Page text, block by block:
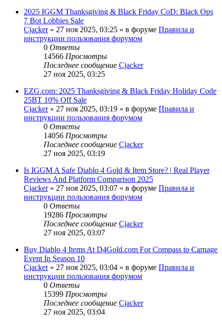
2025 IGGM Thanksgiving & Black Friday CoD: Black Ops
7 Bot Lobbies Sale
Cjacker» 27 ноя 2025, 03:25 » в форуме Правила и
инструкции пользования форумом
0 Ответы
14566 Просмотры
Последнее сообщение Cjacker
27 ноя 2025, 03:25
EZG.com: 2025 Thanksgiving & Black Friday Holiday Code
25BT 10% Off Sale
Cjacker» 27 ноя 2025, 03:19 » в форуме Правила и
инструкции пользования форумом
0 Ответы
14056 Просмотры
Последнее сообщение Cjacker
27 ноя 2025, 03:19
Is IGGM A Safe Diablo 4 Gold & Item Store? | Real Player
Reviews And Platform Comparison 2025
Cjacker» 27 ноя 2025, 03:07 » в форуме Правила и
инструкции пользования форумом
0 Ответы
19286 Просмотры
Последнее сообщение Cjacker
27 ноя 2025, 03:07
Buy Diablo 4 Items At D4Gold.com For Compass to Carnage
Event In Season 10
Cjacker» 27 ноя 2025, 03:04 » в форуме Правила и
инструкции пользования форумом
0 Ответы
15399 Просмотры
Последнее сообщение Cjacker
27 ноя 2025, 03:04